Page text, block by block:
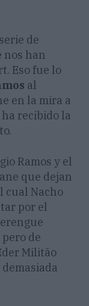
de
nos han
Eso fue lo
al
en la mira a
recibido la
Ramos y el
que dejan
cual Nacho
por el
de
Militão